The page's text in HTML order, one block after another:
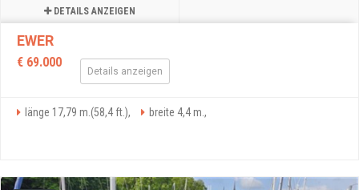
DETAILS ANZEIGEN
EWER
€ 69.000
Details anzeigen
länge 17,79 m.(58,4 ft.), breite 4,4 m.,